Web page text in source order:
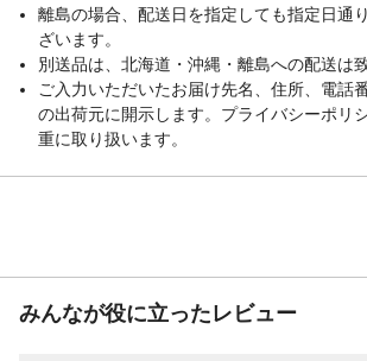
離島の場合、配送日を指定しても指定日通
ざいます。
別送品は、北海道・沖縄・離島への配送は
ご入力いただいたお届け先名、住所、電話
の出荷元に開示します。プライバシーポリ
重に取り扱います。
みんなが役に立ったレビュー